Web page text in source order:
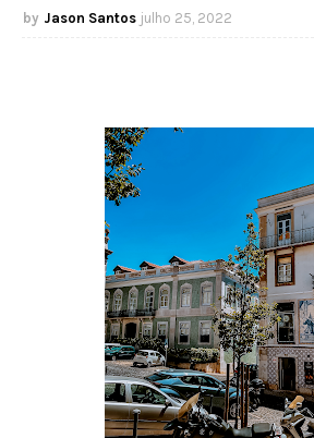
Jason Santos julho 25, 2022